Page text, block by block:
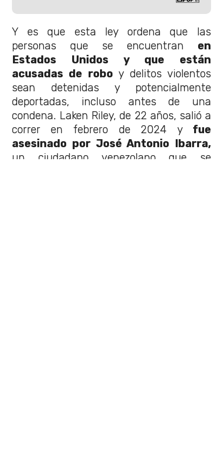
Y es que esta ley ordena que las
personas que se encuentran en
Estados Unidos y que están
acusadas de robo y delitos violentos
sean detenidas y potencialmente
deportadas, incluso antes de una
condena. Laken Riley, de 22 años, salió a
correr en febrero de 2024 yfue
asesinado por José Antonio Ibarra,
un ciudadano venezolano que se